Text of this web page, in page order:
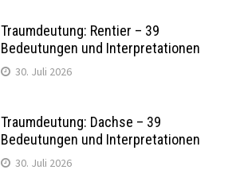
Traumdeutung: Rentier – 39
Bedeutungen und Interpretationen
30. Juli 2026
Traumdeutung: Dachse – 39
Bedeutungen und Interpretationen
30. Juli 2026